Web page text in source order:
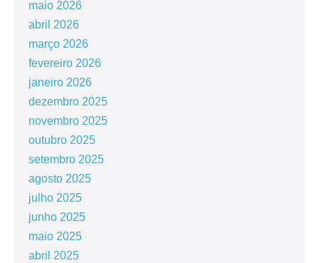
maio 2026
abril 2026
março 2026
fevereiro 2026
janeiro 2026
dezembro 2025
novembro 2025
outubro 2025
setembro 2025
agosto 2025
julho 2025
junho 2025
maio 2025
abril 2025